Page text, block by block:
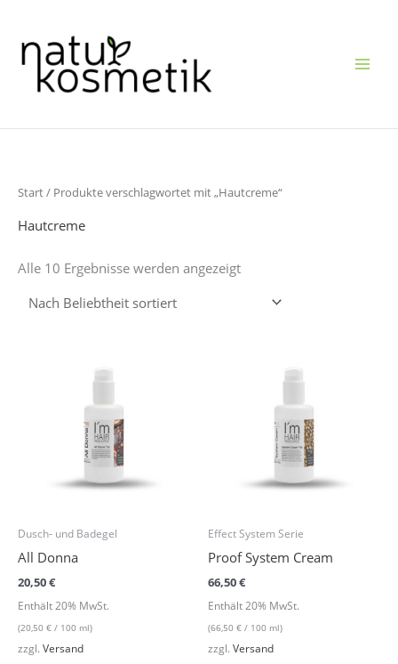
springen
Start/ Produkte verschlagwortet mit „Hautcreme“
Hautcreme
Alle 10 Ergebnisse werden angezeigt
Nach
Beliebtheit
Dusch- und Badegel
All Donna
20,50€
Enthält 20% MwSt.
(20,50 € / 100 ml)
zzgl. Versand
Effect System Serie
Proof System Cream
66,50€
Enthält 20% MwSt.
(66,50 € / 100 ml)
zzgl. Versand